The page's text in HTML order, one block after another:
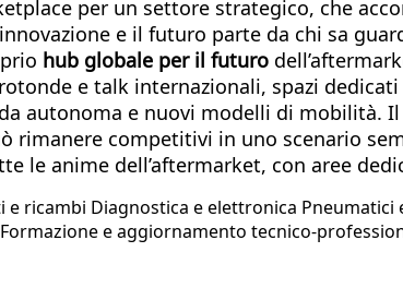
per un settore strategico, che
e il futuro parte da chi sa
hub globale per il futuro
e talk internazionali, spazi
autonoma e nuovi modelli di mobilità.
competitivi in uno scenario
le anime dell’aftermarket, con aree
ricambi Diagnostica e elettronica
e aggiornamento tecnico-